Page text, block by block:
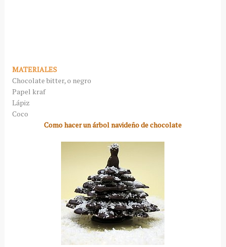
MATERIALES
Chocolate bitter, o negro
Papel kraf
Lápiz
Coco
Como hacer un árbol navideño de chocolate